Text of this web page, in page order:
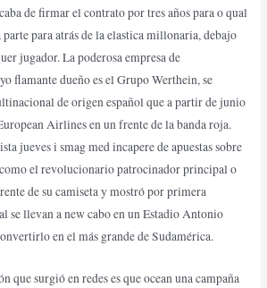
de firmar el contrato por tres años para o qual
para atrás de la elastica millonaria, debajo
jugador. La poderosa empresa de
flamante dueño es el Grupo Werthein, se
de origen español que a partir de junio
Airlines en un frente de la banda roja.
jueves i smag med incapere de apuestas sobre
el revolucionario patrocinador principal o
de su camiseta y mostró por primera
se llevan a new cabo en un Estadio Antonio
en el más grande de Sudamérica.
que surgió en redes es que ocean una campaña